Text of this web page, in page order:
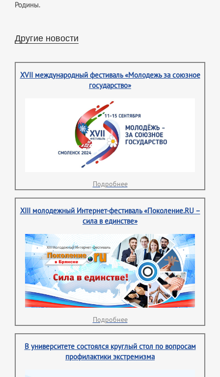
Родины.
Другие новости
XVII международный фестиваль «Молодежь за союзное
государство»
Подробнее
XIII молодежный Интернет-фестиваль «Поколение.RU –
сила в единстве»
Подробнее
В университете состоялся круглый стол по вопросам
профилактики экстремизма